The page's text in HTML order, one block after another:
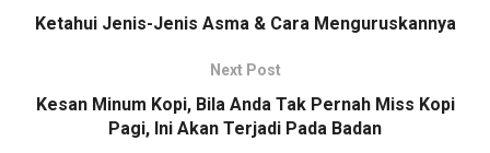
Ketahui Jenis-Jenis Asma & Cara Menguruskannya
Next Post
Kesan Minum Kopi, Bila Anda Tak Pernah Miss Kopi
Pagi, Ini Akan Terjadi Pada Badan